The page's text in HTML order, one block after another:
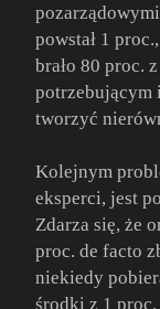
powstał 1
brało 80 proc.
potrzebującym
tworzyć
Kolejnym
eksperci, jest
Zdarza się, że
proc. de facto
niekiedy
środki z 1 proc.